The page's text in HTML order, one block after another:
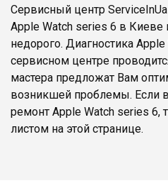
Сервисный центр
Apple Watch series 6 в Киеве
недорого. Диагностика
сервисном центре
мастера предложат Вам
возникшей проблемы. Если
ремонт Apple Watch series 6,
листом на этой странице.